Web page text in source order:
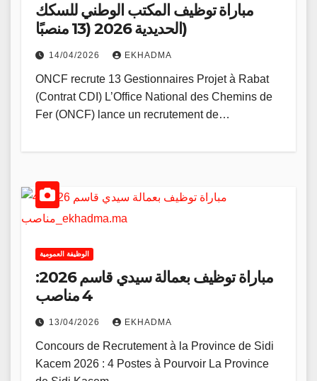
مباراة توظيف المكتب الوطني للسكك
الحديدية 2026 (13 منصبًا)
14/04/2026 EKHADMA
ONCF recrute 13 Gestionnaires Projet à Rabat
(Contrat CDI) L’Office National des Chemins de
Fer (ONCF) lance un recrutement de…
الوظيفة العمومية
مباراة توظيف بعمالة سيدي قاسم 2026:
4 مناصب
13/04/2026 EKHADMA
Concours de Recrutement à la Province de Sidi
Kacem 2026 : 4 Postes à Pourvoir La Province